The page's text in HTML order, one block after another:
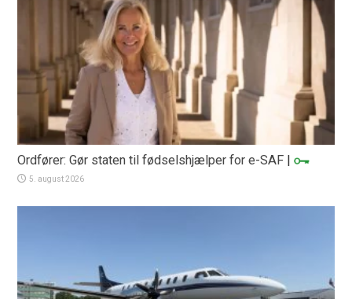
Ordfører: Gør staten til fødselshjælper for e-SAF |
5. august 2026